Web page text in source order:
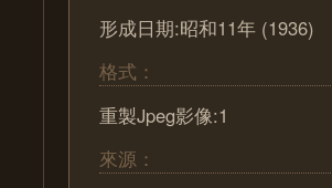
形成日期:昭和11年 (1936)
格式：
重製Jpeg影像:1
來源：